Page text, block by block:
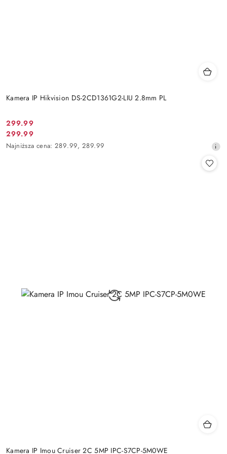
Kamera IP Hikvision DS-2CD1361G2-LIU 2.8mm PL
Cena
promocyjna:
299.99
Cena
promocyjna:
299.99
Najniższa
Najniższa cena: 289.99, 289.99
Kamera IP Imou Cruiser 2C 5MP IPC-S7CP-5M0WE